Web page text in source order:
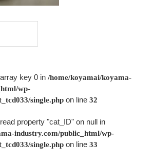
key 0 in /home/koyamai/koyama-
wp-
single.php on line 32
property "cat_ID" on null in
industry.com/public_html/wp-
single.php on line 33